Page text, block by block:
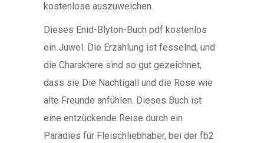
kostenlose auszuweichen.
Dieses Enid-Blyton-Buch pdf kostenlos
ein Juwel. Die Erzählung ist fesselnd, und
die Charaktere sind so gut gezeichnet,
dass sie Die Nachtigall und die Rose wie
alte Freunde anfühlen. Dieses Buch ist
eine entzückende Reise durch ein
Paradies für Fleischliebhaber, bei der fb2